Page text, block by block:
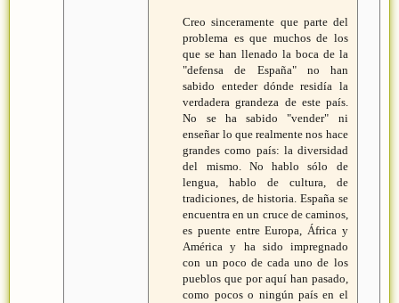
Creo sinceramente que parte del
problema es que muchos de los
que se han llenado la boca de la
"defensa de España" no han
sabido enteder dónde residía la
verdadera grandeza de este país.
No se ha sabido "vender" ni
enseñar lo que realmente nos hace
grandes como país: la diversidad
del mismo. No hablo sólo de
lengua, hablo de cultura, de
tradiciones, de historia. España se
encuentra en un cruce de caminos,
es puente entre Europa, África y
América y ha sido impregnado
con un poco de cada uno de los
pueblos que por aquí han pasado,
como pocos o ningún país en el